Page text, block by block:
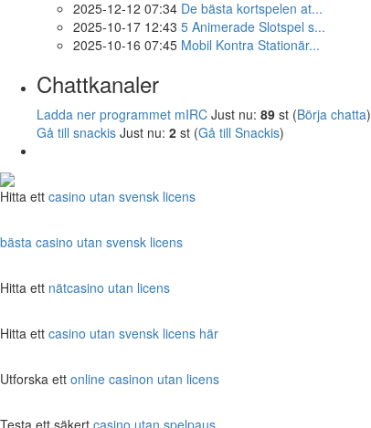
2025-12-12 07:34 De bästa kortspelen at...
2025-10-17 12:43 5 Animerade Slotspel s...
2025-10-16 07:45 Mobil Kontra Stationär...
Chattkanaler
Ladda ner programmet mIRC Just nu: 89 st (Börja chatta)
Gå till snackis Just nu: 2 st (Gå till Snackis)
Hitta ett casino utan svensk licens
bästa casino utan svensk licens
Hitta ett nätcasino utan licens
Hitta ett casino utan svensk licens här
Utforska ett online casinon utan licens